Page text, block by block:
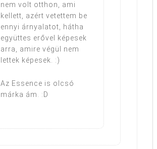
nem volt otthon, ami
kellett, azért vetettem be
ennyi árnyalatot, hátha
együttes erővel képesek
arra, amire végül nem
lettek képesek. :)
Az Essence is olcsó
márka ám. :D